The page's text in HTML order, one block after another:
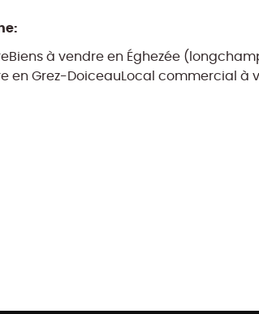
:
Biens à vendre en Éghezée
en Grez-DoiceauLocal commercial à